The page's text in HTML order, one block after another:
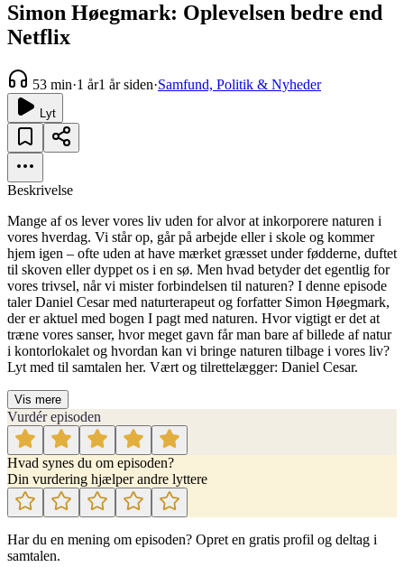
Simon Høegmark: Oplevelsen bedre end
Netflix
53 min·1 år1 år siden·Samfund, Politik & Nyheder
Lyt
Beskrivelse
Mange af os lever vores liv uden for alvor at inkorporere naturen i
vores hverdag. Vi står op, går på arbejde eller i skole og kommer
hjem igen – ofte uden at have mærket græsset under fødderne, duftet
til skoven eller dyppet os i en sø. Men hvad betyder det egentlig for
vores trivsel, når vi mister forbindelsen til naturen? I denne episode
taler Daniel Cesar med naturterapeut og forfatter Simon Høegmark,
der er aktuel med bogen I pagt med naturen. Hvor vigtigt er det at
træne vores sanser, hvor meget gavn får man bare af billede af natur
i kontorlokalet og hvordan kan vi bringe naturen tilbage i vores liv?
Lyt med til samtalen her. Vært og tilrettelægger: Daniel Cesar.
Vis mere
Vurdér episoden
Hvad synes du om episoden?
Din vurdering hjælper andre lyttere
Har du en mening om episoden? Opret en gratis profil og deltag i
samtalen.